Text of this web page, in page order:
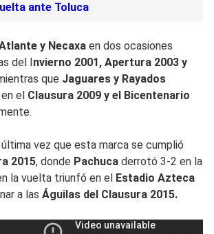
ante Toluca
y Necaxa en dos ocasiones
del Invierno 2001, Apertura 2003 y
que Jaguares y Rayados
el Clausura 2009 y el Bicentenario
vez que esta marca se cumplió
2015, donde Pachuca derrotó 3-2 en la
la vuelta triunfó en el Estadio Azteca
a las Águilas del Clausura 2015.